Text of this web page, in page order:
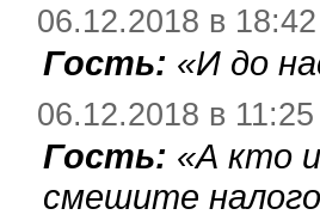
06.12.2018 в 18:42
Гость: «И до
06.12.2018 в 11:25
Гость: «А кто
смешите